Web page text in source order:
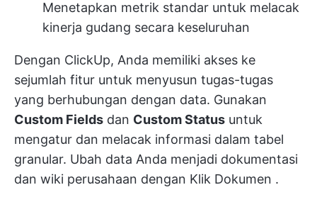
Menetapkan metrik standar untuk melacak
kinerja gudang secara keseluruhan
Dengan ClickUp, Anda memiliki akses ke
sejumlah fitur untuk menyusun tugas-tugas
yang berhubungan dengan data. Gunakan
Custom Fields dan Custom Status untuk
mengatur dan melacak informasi dalam tabel
granular. Ubah data Anda menjadi dokumentasi
dan wiki perusahaan dengan Klik Dokumen .